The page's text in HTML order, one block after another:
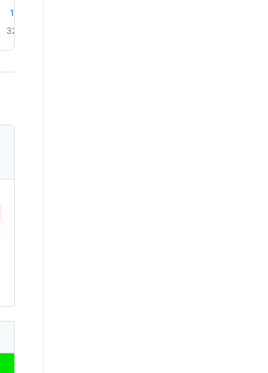
1% Pluie
32.0 km/h